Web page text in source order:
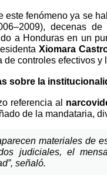
este fenómeno ya se
decenas
a Honduras en un
Xiomara
de controles efectivos
sobre la
referencia al
de la mandataria,
materiales de
judiciales, el
señaló.